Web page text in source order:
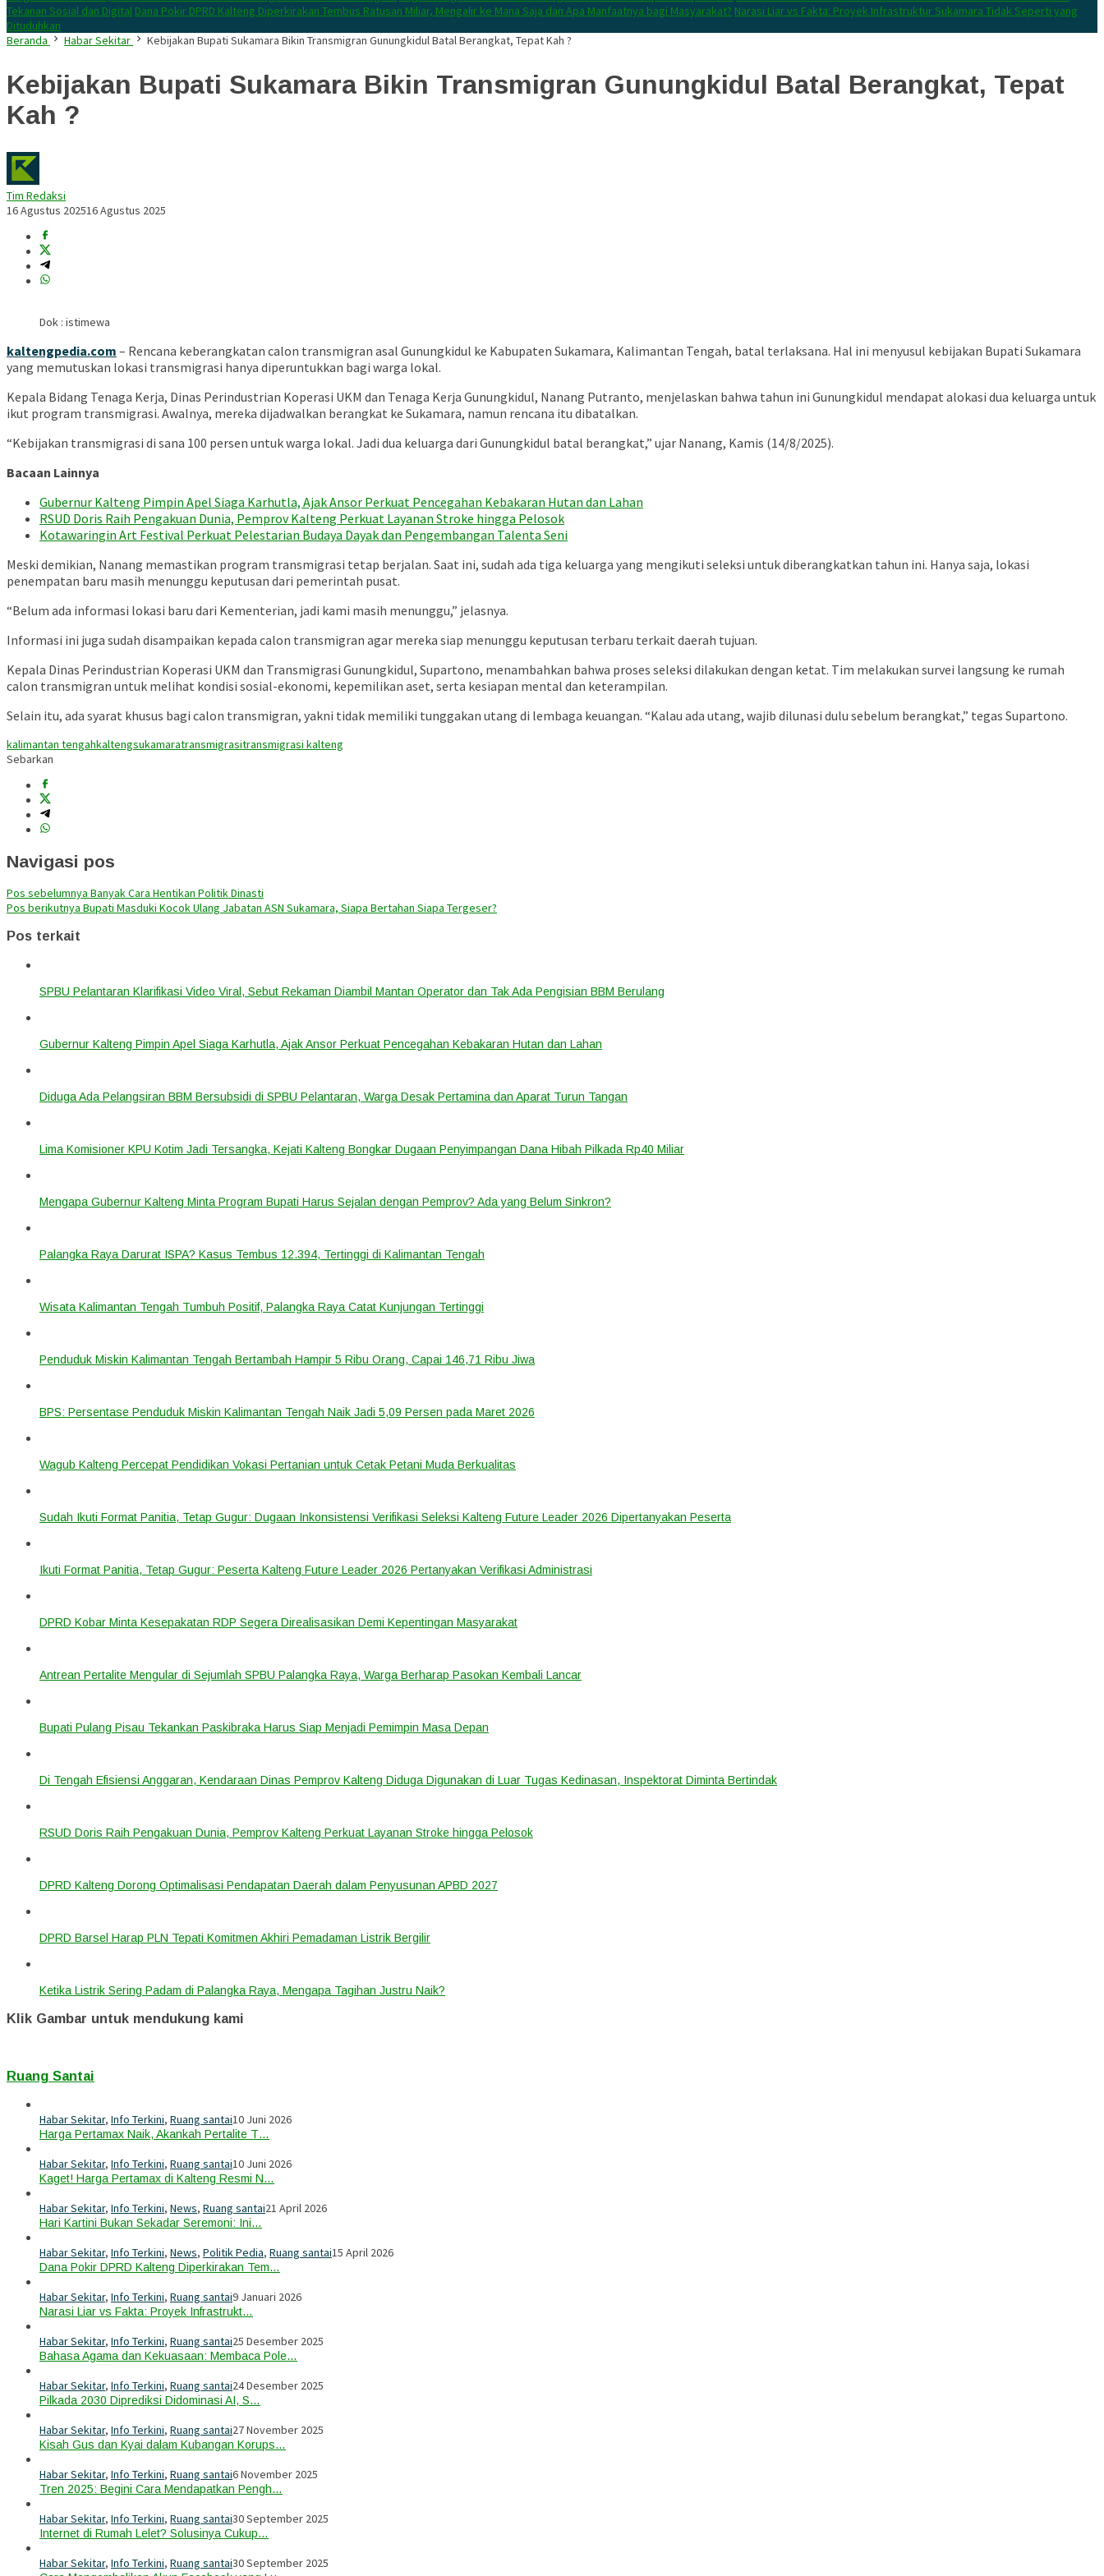
Tekanan Sosial dan Digital Dana Pokir DPRD Kalteng Diperkirakan Tembus Ratusan Miliar, Mengalir ke Mana Saja dan Apa Manfaatnya bagi Masyarakat? Narasi Liar vs Fakta: Proyek Infrastruktur Sukamara Tidak Seperti yang
Dituduhkan
Beranda
Habar Sekitar Kebijakan Bupati Sukamara Bikin Transmigran Gunungkidul Batal Berangkat, Tepat Kah ?
Kebijakan Bupati Sukamara Bikin Transmigran Gunungkidul Batal Berangkat, Tepat
Kah ?
Tim Redaksi
16 Agustus 202516 Agustus 2025
Dok : istimewa
kaltengpedia.com – Rencana keberangkatan calon transmigran asal Gunungkidul ke Kabupaten Sukamara, Kalimantan Tengah, batal terlaksana. Hal ini menyusul kebijakan Bupati Sukamara
yang memutuskan lokasi transmigrasi hanya diperuntukkan bagi warga lokal.
Kepala Bidang Tenaga Kerja, Dinas Perindustrian Koperasi UKM dan Tenaga Kerja Gunungkidul, Nanang Putranto, menjelaskan bahwa tahun ini Gunungkidul mendapat alokasi dua keluarga untuk
ikut program transmigrasi. Awalnya, mereka dijadwalkan berangkat ke Sukamara, namun rencana itu dibatalkan.
“Kebijakan transmigrasi di sana 100 persen untuk warga lokal. Jadi dua keluarga dari Gunungkidul batal berangkat,” ujar Nanang, Kamis (14/8/2025).
Bacaan Lainnya
Gubernur Kalteng Pimpin Apel Siaga Karhutla, Ajak Ansor Perkuat Pencegahan Kebakaran Hutan dan Lahan
RSUD Doris Raih Pengakuan Dunia, Pemprov Kalteng Perkuat Layanan Stroke hingga Pelosok
Kotawaringin Art Festival Perkuat Pelestarian Budaya Dayak dan Pengembangan Talenta Seni
Meski demikian, Nanang memastikan program transmigrasi tetap berjalan. Saat ini, sudah ada tiga keluarga yang mengikuti seleksi untuk diberangkatkan tahun ini. Hanya saja, lokasi
penempatan baru masih menunggu keputusan dari pemerintah pusat.
“Belum ada informasi lokasi baru dari Kementerian, jadi kami masih menunggu,” jelasnya.
Informasi ini juga sudah disampaikan kepada calon transmigran agar mereka siap menunggu keputusan terbaru terkait daerah tujuan.
Kepala Dinas Perindustrian Koperasi UKM dan Transmigrasi Gunungkidul, Supartono, menambahkan bahwa proses seleksi dilakukan dengan ketat. Tim melakukan survei langsung ke rumah
calon transmigran untuk melihat kondisi sosial-ekonomi, kepemilikan aset, serta kesiapan mental dan keterampilan.
Selain itu, ada syarat khusus bagi calon transmigran, yakni tidak memiliki tunggakan utang di lembaga keuangan. “Kalau ada utang, wajib dilunasi dulu sebelum berangkat,” tegas Supartono.
kalimantan tengahkaltengsukamaratransmigrasitransmigrasi kalteng
Sebarkan
Navigasi pos
Pos sebelumnya Banyak Cara Hentikan Politik Dinasti
Pos berikutnya Bupati Masduki Kocok Ulang Jabatan ASN Sukamara, Siapa Bertahan Siapa Tergeser?
Pos terkait
SPBU Pelantaran Klarifikasi Video Viral, Sebut Rekaman Diambil Mantan Operator dan Tak Ada Pengisian BBM Berulang
Gubernur Kalteng Pimpin Apel Siaga Karhutla, Ajak Ansor Perkuat Pencegahan Kebakaran Hutan dan Lahan
Diduga Ada Pelangsiran BBM Bersubsidi di SPBU Pelantaran, Warga Desak Pertamina dan Aparat Turun Tangan
Lima Komisioner KPU Kotim Jadi Tersangka, Kejati Kalteng Bongkar Dugaan Penyimpangan Dana Hibah Pilkada Rp40 Miliar
Mengapa Gubernur Kalteng Minta Program Bupati Harus Sejalan dengan Pemprov? Ada yang Belum Sinkron?
Palangka Raya Darurat ISPA? Kasus Tembus 12.394, Tertinggi di Kalimantan Tengah
Wisata Kalimantan Tengah Tumbuh Positif, Palangka Raya Catat Kunjungan Tertinggi
Penduduk Miskin Kalimantan Tengah Bertambah Hampir 5 Ribu Orang, Capai 146,71 Ribu Jiwa
BPS: Persentase Penduduk Miskin Kalimantan Tengah Naik Jadi 5,09 Persen pada Maret 2026
Wagub Kalteng Percepat Pendidikan Vokasi Pertanian untuk Cetak Petani Muda Berkualitas
Sudah Ikuti Format Panitia, Tetap Gugur: Dugaan Inkonsistensi Verifikasi Seleksi Kalteng Future Leader 2026 Dipertanyakan Peserta
Ikuti Format Panitia, Tetap Gugur: Peserta Kalteng Future Leader 2026 Pertanyakan Verifikasi Administrasi
DPRD Kobar Minta Kesepakatan RDP Segera Direalisasikan Demi Kepentingan Masyarakat
Antrean Pertalite Mengular di Sejumlah SPBU Palangka Raya, Warga Berharap Pasokan Kembali Lancar
Bupati Pulang Pisau Tekankan Paskibraka Harus Siap Menjadi Pemimpin Masa Depan
Di Tengah Efisiensi Anggaran, Kendaraan Dinas Pemprov Kalteng Diduga Digunakan di Luar Tugas Kedinasan, Inspektorat Diminta Bertindak
RSUD Doris Raih Pengakuan Dunia, Pemprov Kalteng Perkuat Layanan Stroke hingga Pelosok
DPRD Kalteng Dorong Optimalisasi Pendapatan Daerah dalam Penyusunan APBD 2027
DPRD Barsel Harap PLN Tepati Komitmen Akhiri Pemadaman Listrik Bergilir
Ketika Listrik Sering Padam di Palangka Raya, Mengapa Tagihan Justru Naik?
Klik Gambar untuk mendukung kami
Ruang Santai
Habar Sekitar, Info Terkini, Ruang santai10 Juni 2026
Harga Pertamax Naik, Akankah Pertalite T…
Habar Sekitar, Info Terkini, Ruang santai10 Juni 2026
Kaget! Harga Pertamax di Kalteng Resmi N…
Habar Sekitar, Info Terkini, News, Ruang santai21 April 2026
Hari Kartini Bukan Sekadar Seremoni: Ini…
Habar Sekitar, Info Terkini, News, Politik Pedia, Ruang santai15 April 2026
Dana Pokir DPRD Kalteng Diperkirakan Tem…
Habar Sekitar, Info Terkini, Ruang santai9 Januari 2026
Narasi Liar vs Fakta: Proyek Infrastrukt…
Habar Sekitar, Info Terkini, Ruang santai25 Desember 2025
Bahasa Agama dan Kekuasaan: Membaca Pole…
Habar Sekitar, Info Terkini, Ruang santai24 Desember 2025
Pilkada 2030 Diprediksi Didominasi AI, S…
Habar Sekitar, Info Terkini, Ruang santai27 November 2025
Kisah Gus dan Kyai dalam Kubangan Korups…
Habar Sekitar, Info Terkini, Ruang santai6 November 2025
Tren 2025: Begini Cara Mendapatkan Pengh…
Habar Sekitar, Info Terkini, Ruang santai30 September 2025
Internet di Rumah Lelet? Solusinya Cukup…
Habar Sekitar, Info Terkini, Ruang santai30 September 2025